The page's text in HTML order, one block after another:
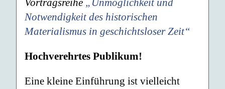
Vortragsreihe „Unmöglichkeit und
Notwendigkeit des historischen
Materialismus in geschichtsloser Zeit“
Hochverehrtes Publikum!
Eine kleine Einführung ist vielleicht